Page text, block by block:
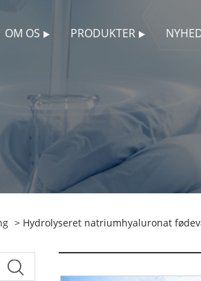
OM OS PRODUKTER
> Hydrolyseret natriumhyaluronat